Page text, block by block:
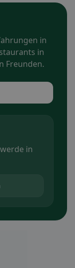
in
in
Freunden.
in